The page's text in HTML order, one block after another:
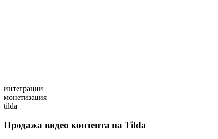
интеграции
монетизация
tilda
Продажа видео контента на Tilda